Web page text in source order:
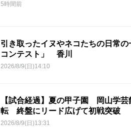
5時間前
引き取ったイヌやネコたちの日常
コンテスト」 香川
2026/8/9(日)14:10
【試合経過】夏の甲子園 岡山学
転 終盤にリード広げて初戦突破
2026/8/9(日)13:31